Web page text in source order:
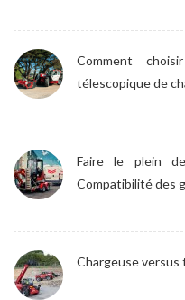
Comment
télescopique de
Faire le plein
Compatibilité des
Chargeuse versus